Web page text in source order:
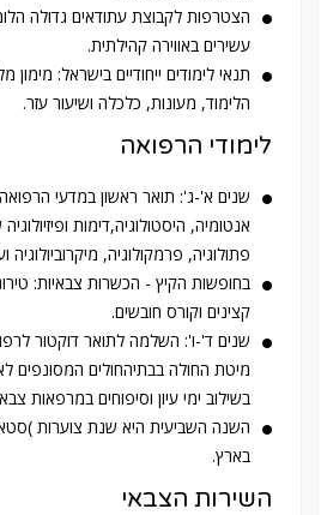
הצטרפות לקבוצת עתודאים גדולה
עשירים באווירה קהילתית.
תנאי לימודים ייחודיים בישראל:
הלימוד, מעונות, כלכלה ושיעור עזר.
לימודי הרפואה
שנים א'-ג': תואר ראשון במדעי
אנטומיה, היסטולוגיה,דימות
פתולוגיה, פרמקולוגיה, מיקרוביולוגיה
קצינים וקורס חובשים.
שנים ד'-ו': השלמה לתואר דוקטור
מיטת החולה בבתיהחולים המסונפים
בשילוב ימי עיון וסיפוחים במרפאות
השנה השביעית היא שנת צוערות
בארץ.
השירות הצבאי